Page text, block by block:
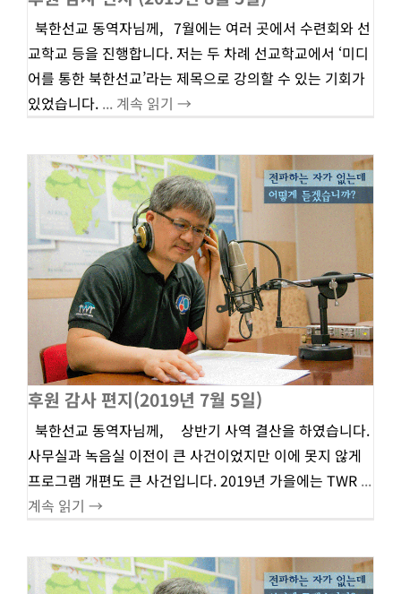
북한선교 동역자님께, 7월에는 여러 곳에서 수련회와 선
교학교 등을 진행합니다. 저는 두 차례 선교학교에서 ‘미디
어를 통한 북한선교’라는 제목으로 강의할 수 있는 기회가
있었습니다. ... 계속 읽기 →
후원 감사 편지(2019년 7월 5일)
북한선교 동역자님께, 상반기 사역 결산을 하였습니다.
사무실과 녹음실 이전이 큰 사건이었지만 이에 못지 않게
프로그램 개편도 큰 사건입니다. 2019년 가을에는 TWR ...
계속 읽기 →